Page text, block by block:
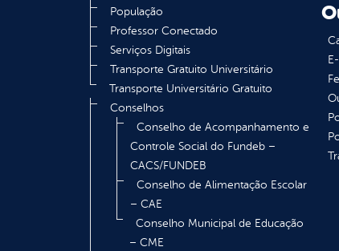
População
Professor Conectado
Serviços Digitais
Transporte Gratuito Universitário
Transporte Universitário Gratuito
Conselhos
Conselho de Acompanhamento e
Controle Social do Fundeb –
CACS/FUNDEB
Conselho de Alimentação Escolar
– CAE
Conselho Municipal de Educação
– CME